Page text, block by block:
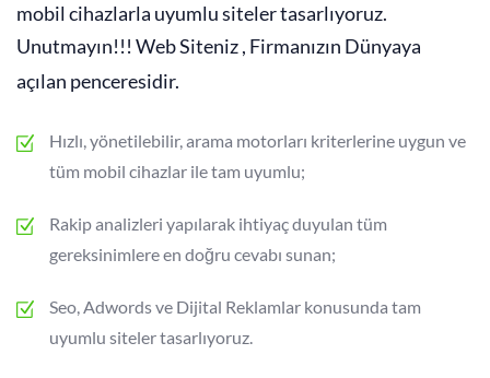
mobil cihazlarla uyumlu siteler tasarlıyoruz.
Unutmayın!!! Web Siteniz , Firmanızın Dünyaya
açılan penceresidir.
Hızlı, yönetilebilir, arama motorları kriterlerine uygun ve
tüm mobil cihazlar ile tam uyumlu;
Rakip analizleri yapılarak ihtiyaç duyulan tüm
gereksinimlere en doğru cevabı sunan;
Seo, Adwords ve Dijital Reklamlar konusunda tam
uyumlu siteler tasarlıyoruz.